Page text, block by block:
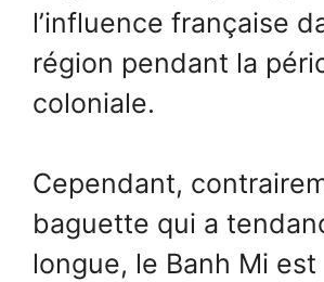
l’influence française
région pendant la
coloniale.
Cependant,
baguette qui a
longue, le Banh Mi est